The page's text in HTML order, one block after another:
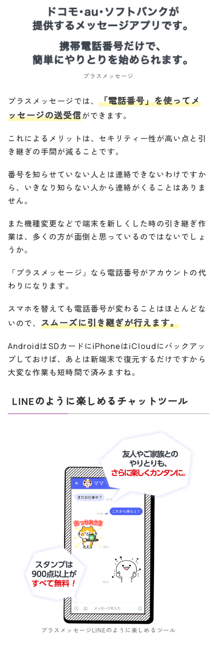
プラスメッセージ
プラスメッセージでは、 「電話番号」を使ってメ
ッセージの送受信ができます。
これによるメリットは、セキリティー性が高い点と引
き継ぎの手間が減ることです。
番号を知らせていない人とは連絡できないわけですか
ら、いきなり知らない人から連絡がくることはありま
せん。
また機種変更などで端末を新しくした時の引き継ぎ作
業は、多くの方が面倒と思っているのではないでしょ
うか。
「プラスメッセージ」なら電話番号がアカウントの代
わりになります。
スマホを替えても電話番号が変わることはほとんどな
いので、スムーズに引き継ぎが行えます。
AndroidはSDカードにiPhoneはiCloudにバックアッ
プしておけば、あとは新端末で復元するだけですから
大変な作業も短時間で済みますね。
LINEのように楽しめるチャットツール
プラスメッセージLINEのように楽しめるツール